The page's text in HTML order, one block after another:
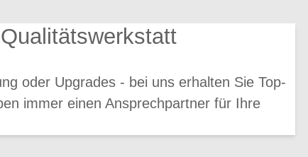
oder Upgrades - bei uns erhalten Sie Top-
immer einen Ansprechpartner für Ihre